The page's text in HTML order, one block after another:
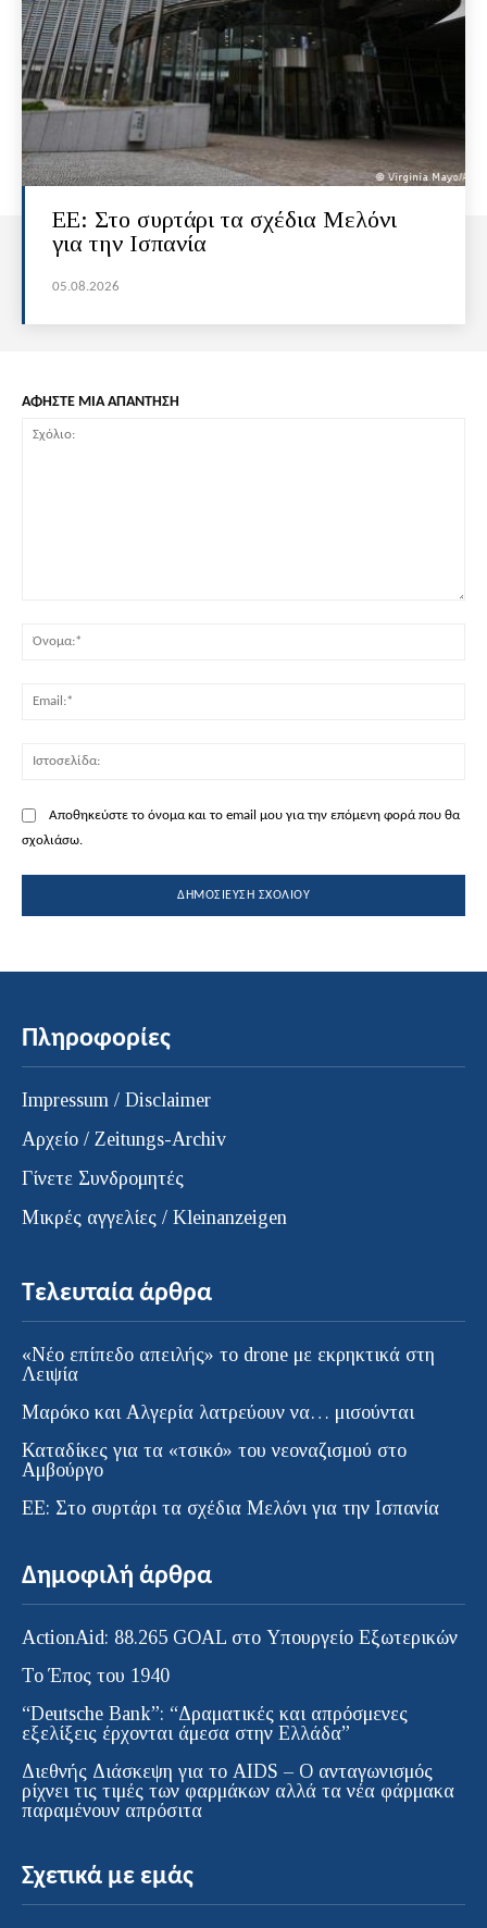
ΕΕ: Στο συρτάρι τα σχέδια Μελόνι
για την Ισπανία
05.08.2026
ΑΦΗΣΤΕ ΜΙΑ ΑΠΑΝΤΗΣΗ
Αποθηκεύστε το όνομα και το email μου για την επόμενη φορά που θα
σχολιάσω.
Πληροφορίες
Impressum / Disclaimer
Αρχείο / Zeitungs-Archiv
Γίνετε Συνδρομητές
Μικρές αγγελίες / Kleinanzeigen
Τελευταία άρθρα
«Νέο επίπεδο απειλής» το drone με εκρηκτικά στη
Λειψία
Μαρόκο και Αλγερία λατρεύουν να… μισούνται
Καταδίκες για τα «τσικό» του νεοναζισμού στο
Αμβούργο
ΕΕ: Στο συρτάρι τα σχέδια Μελόνι για την Ισπανία
Δημοφιλή άρθρα
ActionAid: 88.265 GOAL στο Υπουργείο Εξωτερικών
Το Έπος του 1940
“Deutsche Bank”: “Δραματικές και απρόσμενες
εξελίξεις έρχονται άμεσα στην Ελλάδα”
Διεθνής Διάσκεψη για το AIDS – Ο ανταγωνισμός
ρίχνει τις τιμές των φαρμάκων αλλά τα νέα φάρμακα
παραμένουν απρόσιτα
Σχετικά με εμάς